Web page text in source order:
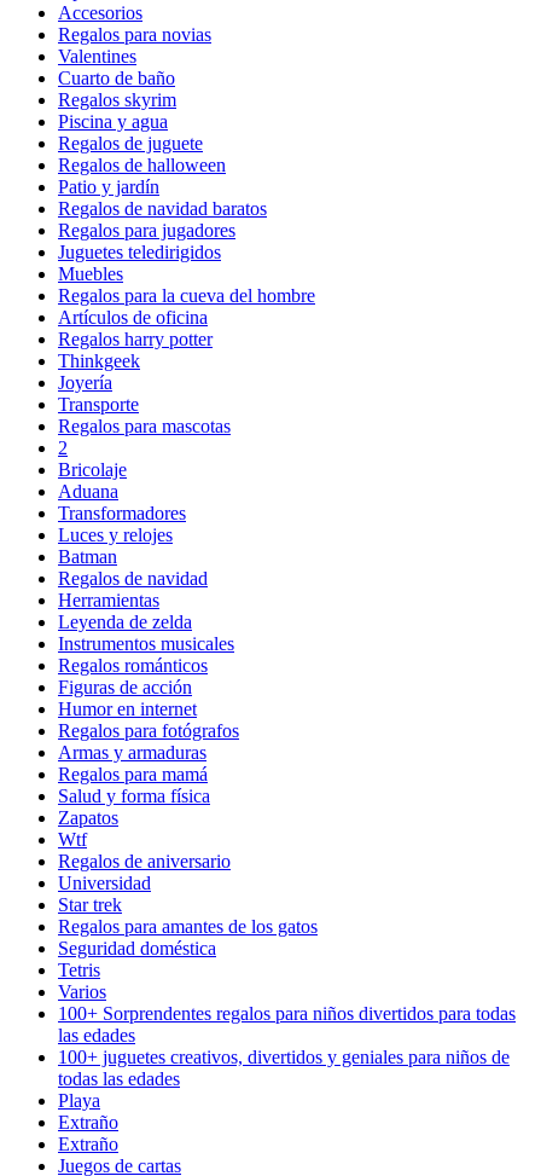
Accesorios
Regalos para novias
Valentines
Cuarto de baño
Regalos skyrim
Piscina y agua
Regalos de juguete
Regalos de halloween
Patio y jardín
Regalos de navidad baratos
Regalos para jugadores
Juguetes teledirigidos
Muebles
Regalos para la cueva del hombre
Artículos de oficina
Regalos harry potter
Thinkgeek
Joyería
Transporte
Regalos para mascotas
2
Bricolaje
Aduana
Transformadores
Luces y relojes
Batman
Regalos de navidad
Herramientas
Leyenda de zelda
Instrumentos musicales
Regalos románticos
Figuras de acción
Humor en internet
Regalos para fotógrafos
Armas y armaduras
Regalos para mamá
Salud y forma física
Zapatos
Wtf
Regalos de aniversario
Universidad
Star trek
Regalos para amantes de los gatos
Seguridad doméstica
Tetris
Varios
100+ Sorprendentes regalos para niños divertidos para todas
las edades
100+ juguetes creativos, divertidos y geniales para niños de
todas las edades
Playa
Extraño
Extraño
Juegos de cartas